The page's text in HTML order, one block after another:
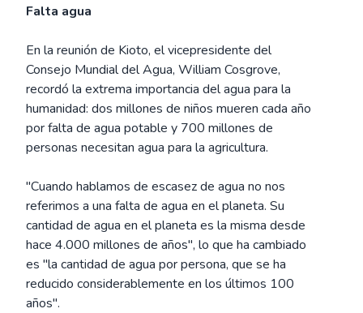
Falta agua
En la reunión de Kioto, el vicepresidente del
Consejo Mundial del Agua, William Cosgrove,
recordó la extrema importancia del agua para la
humanidad: dos millones de niños mueren cada año
por falta de agua potable y 700 millones de
personas necesitan agua para la agricultura.
"Cuando hablamos de escasez de agua no nos
referimos a una falta de agua en el planeta. Su
cantidad de agua en el planeta es la misma desde
hace 4.000 millones de años", lo que ha cambiado
es "la cantidad de agua por persona, que se ha
reducido considerablemente en los últimos 100
años".